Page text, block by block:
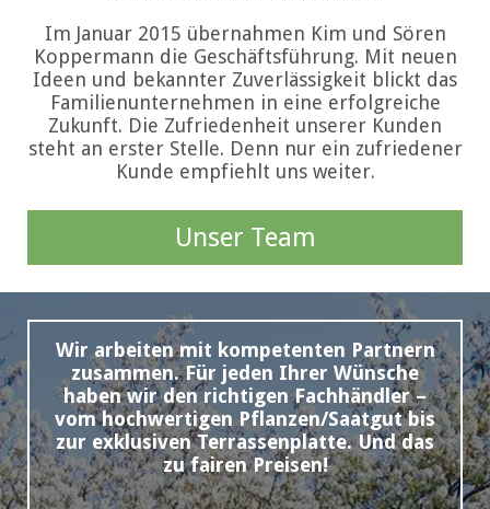
Im Januar 2015 übernahmen Kim und Sören
Koppermann die Geschäftsführung. Mit neuen
Ideen und bekannter Zuverlässigkeit blickt das
Familienunternehmen in eine erfolgreiche
Zukunft. Die Zufriedenheit unserer Kunden
steht an erster Stelle. Denn nur ein zufriedener
Kunde empfiehlt uns weiter.
Unser Team
Wir arbeiten mit kompetenten Partnern
zusammen. Für jeden Ihrer Wünsche
haben wir den richtigen Fachhändler –
vom hochwertigen Pflanzen/Saatgut bis
zur exklusiven Terrassenplatte. Und das
zu fairen Preisen!